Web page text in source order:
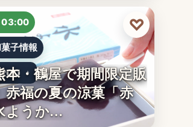
03:00
子情報
本・鶴屋で期間限定販
赤福の夏の涼菓「赤
ようか…
♡